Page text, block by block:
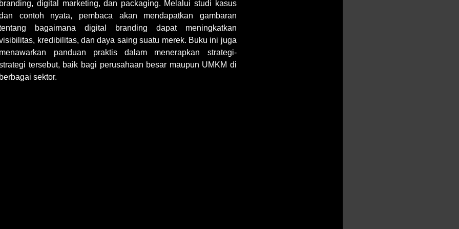
branding, digital marketing, dan packaging. Melalui studi kasus
contoh nyata, pembaca akan mendapatkan gambaran
bagaimana digital branding dapat meningkatkan
kredibilitas, dan daya saing suatu merek. Buku ini juga
menawarkan panduan praktis dalam menerapkan strategi-
tersebut, baik bagi perusahaan besar maupun UMKM di
berbagai sektor.